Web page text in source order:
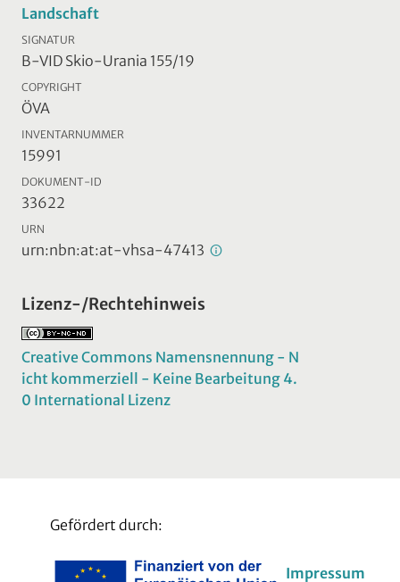
Landschaft
SIGNATUR
B-VID Skio-Urania 155/19
COPYRIGHT
ÖVA
INVENTARNUMMER
15991
DOKUMENT-ID
33622
URN
urn:nbn:at:at-vhsa-47413
Lizenz-/Rechtehinweis
Creative Commons Namensnennung - N
icht kommerziell - Keine Bearbeitung 4.
0 International Lizenz
Gefördert durch:
Impressum